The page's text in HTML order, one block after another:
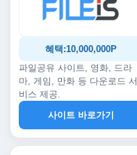
혜택:10,000,000P
파일공유 사이트, 영화, 드라
마, 게임, 만화 등 다운로드 서
비스 제공.
사이트 바로가기